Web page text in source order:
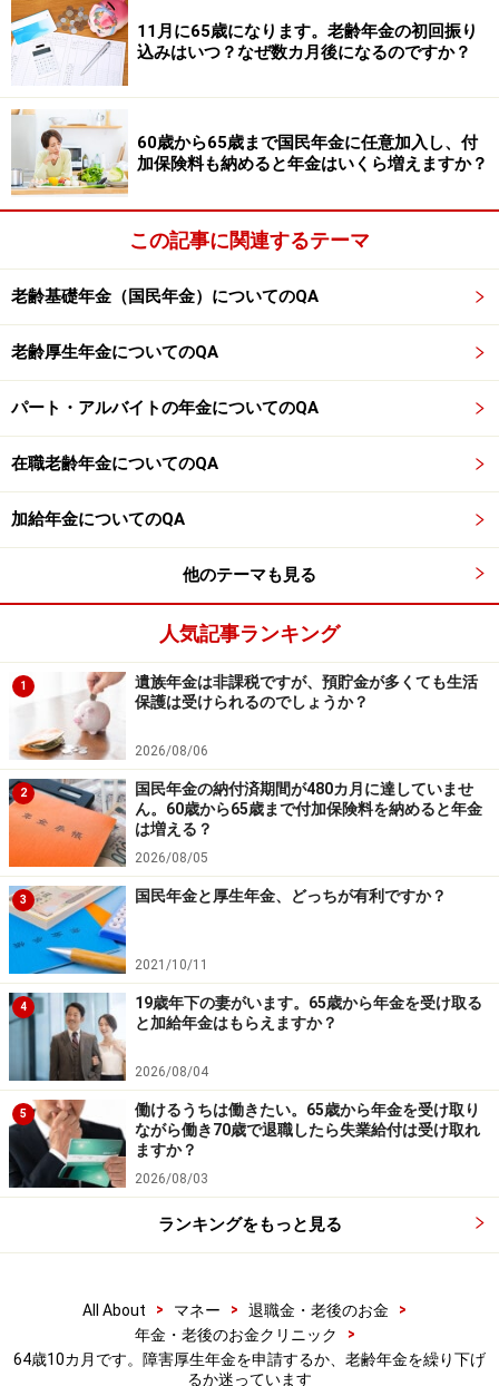
増える仕組みです。今回のケースのように、65歳時点で
受け取る場合と比べると、66歳から受け取る場合は、お
おむね78歳前後より長生きした場合に総受給額が逆転す
る目安になります。
また、繰り下げ期間中は老齢年金を受け取らないため、
その間の生活費をどう確保するかも重要です。万一、病
状の変化などで働けなくなった場合、65歳から66歳まで
の無年金期間をどのように過ごすかも考えておく必要が
現在も週3日で働いているとのことですが、今後の健康
状態や治療状況によって、働き方が変わる可能性もあり
治医や年金事務所とも相談しながら判断していくと安心
でしょう。
応募するか、コメント欄への書き込みをお願いします。
本記事の内容は一般的な情報提供を目的としており、特定の金融
商品や投資行動を推奨するものではありません。
投資や資産運用に関する最終的なご判断はご自身の責任において
行ってください。
掲載情報の正確性・完全性については十分に配慮しております
が、その内容を保証するものではなく、これに基づく損失・損害
などについて当社は一切の責任を負いません。
最新の情報や詳細については、必ず各金融機関やサービス提供者
の公式情報をご確認ください。
【編集部からのお知らせ】
・「家計」について、アンケート（2026/8/31まで）を実施
中です！
※抽選で20名にAmazonギフト券1000円分プレゼント
※謝礼付きの限定アンケートやモニター企画に参加が可能に
なります
11月に65歳になります。老齢年金の初回振り
込みはいつ？なぜ数カ月後になるのですか？
60歳から65歳まで国民年金に任意加入し、付
加保険料も納めると年金はいくら増えますか？
この記事に関連するテーマ
老齢基礎年金（国民年金）についてのQA
老齢厚生年金についてのQA
パート・アルバイトの年金についてのQA
在職老齢年金についてのQA
加給年金についてのQA
他のテーマも見る
人気記事ランキング
1
遺族年金は非課税ですが、預貯金が多くても生活
保護は受けられるのでしょうか？
2026/08/06
2
国民年金の納付済期間が480カ月に達していませ
ん。60歳から65歳まで付加保険料を納めると年金
は増える？
2026/08/05
3 国民年金と厚生年金、どっちが有利ですか？
2021/10/11
4
19歳年下の妻がいます。65歳から年金を受け取る
と加給年金はもらえますか？
2026/08/04
5
働けるうちは働きたい。65歳から年金を受け取り
ながら働き70歳で退職したら失業給付は受け取れ
ますか？
2026/08/03
ランキングをもっと見る
All About > マネー > 退職金・老後のお金
>
年金・老後のお金クリニック
>
64歳10カ月です。障害厚生年金を申請するか、老齢年金を繰り下げ
るか迷っています